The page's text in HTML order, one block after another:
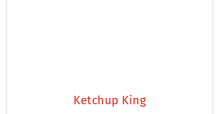
Ketchup King